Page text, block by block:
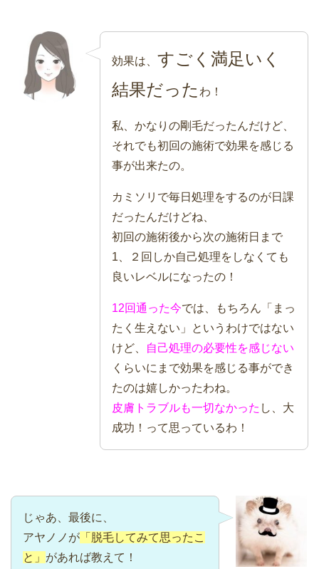
効果は、 すごく満足いく
結果だった わ！
私、かなりの剛毛だったんだけど、
それでも初回の施術で効果を感じる
事が出来たの。
カミソリで毎日処理をするのが日課
だったんだけどね、
初回の施術後から次の施術日まで
1、２回しか自己処理をしなくても
良いレベルになったの！
12回通った今では、もちろん「まっ
たく生えない」というわけではない
けど、 自己処理の必要性を感じない
くらいにまで効果を感じる事ができ
たのは嬉しかったわね。
皮膚トラブルも一切なかった し、大
成功！って思っているわ！
じゃあ、最後に、
アヤノノが 「脱毛してみて思ったこ
と」 があれば教えて！